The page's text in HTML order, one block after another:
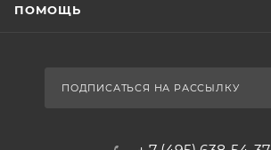
ПОМОЩЬ
ПОДПИСАТЬСЯ НА РАССЫЛКУ